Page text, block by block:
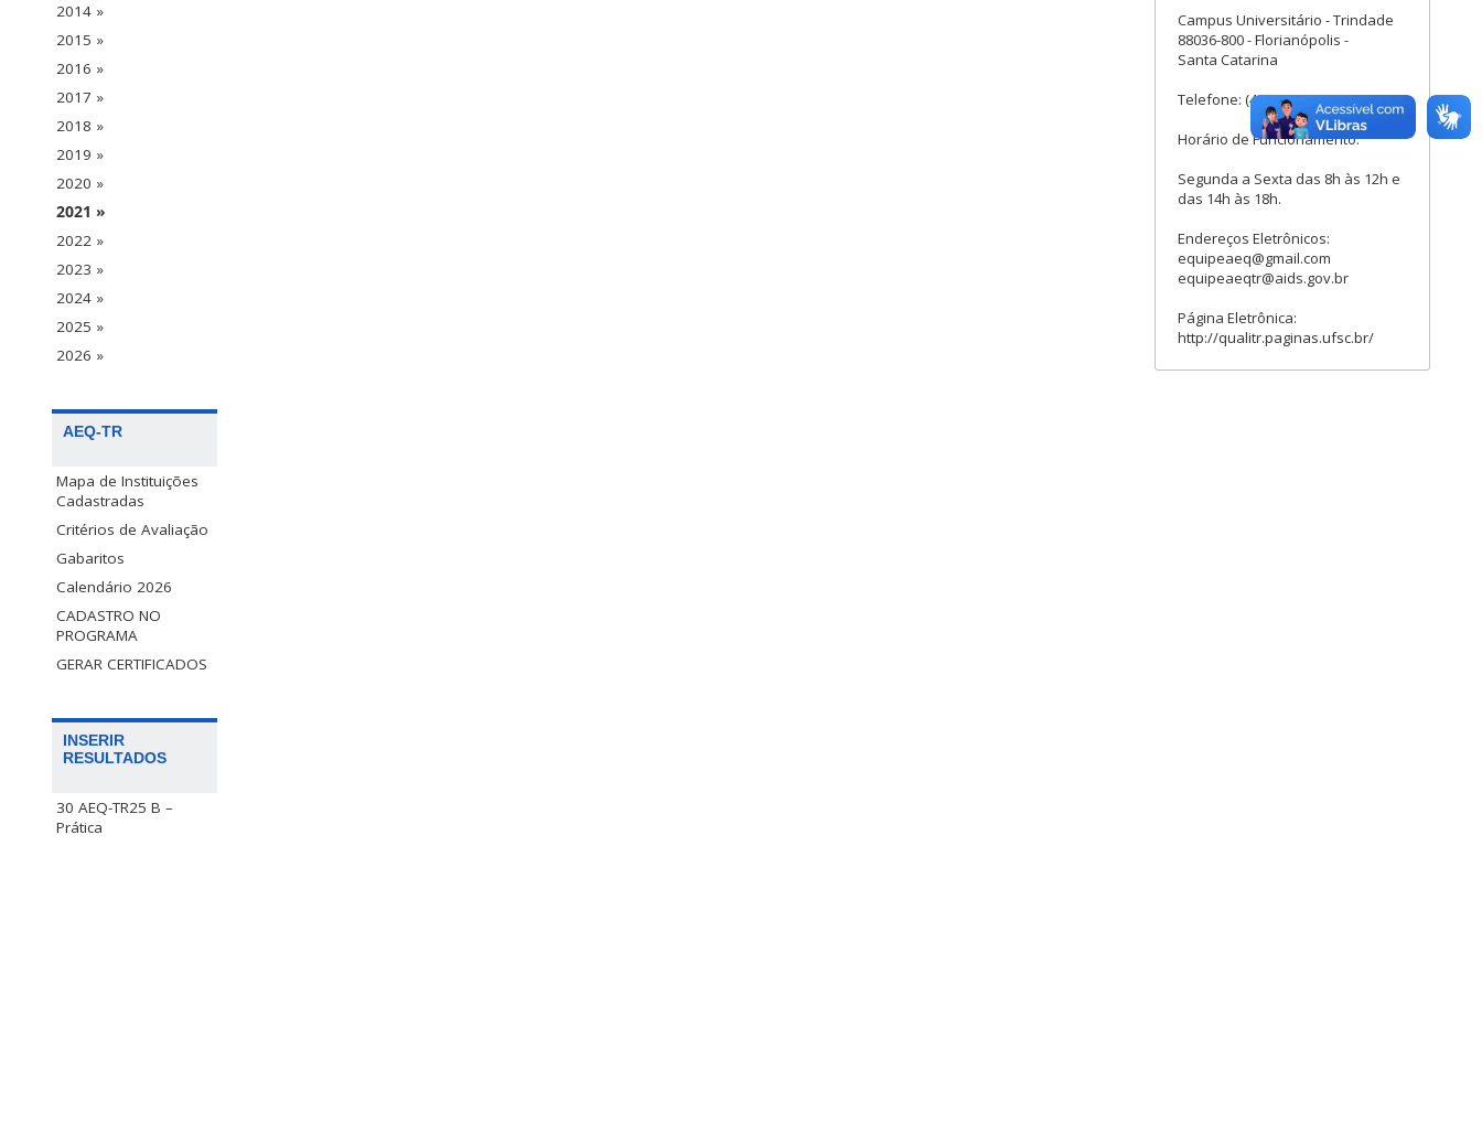
2014 »
2015 »
2016 »
2017 »
2018 »
2019 »
2020 »
2021 »
2022 »
2023 »
2024 »
2025 »
2026 »
AEQ-TR
Mapa de Instituições
Cadastradas
Critérios de Avaliação
Gabaritos
Calendário 2026
CADASTRO NO
PROGRAMA
GERAR CERTIFICADOS
INSERIR
RESULTADOS
30 AEQ-TR25 B –
Prática
Campus Universitário - Trindade
88036-800 - Florianópolis -
Santa Catarina
Telefone: (48) 3721-4562
Horário de Funcionamento:
Segunda a Sexta das 8h às 12h e
das 14h às 18h.
Endereços Eletrônicos:
equipeaeq@gmail.com
equipeaeqtr@aids.gov.br
Página Eletrônica:
http://qualitr.paginas.ufsc.br/